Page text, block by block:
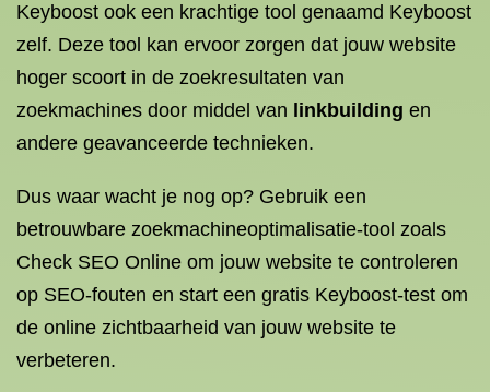
Keyboost ook een krachtige tool genaamd Keyboost
zelf. Deze tool kan ervoor zorgen dat jouw website
hoger scoort in de zoekresultaten van
zoekmachines door middel van linkbuilding en
andere geavanceerde technieken.
Dus waar wacht je nog op? Gebruik een
betrouwbare zoekmachineoptimalisatie-tool zoals
Check SEO Online om jouw website te controleren
op SEO-fouten en start een gratis Keyboost-test om
de online zichtbaarheid van jouw website te
verbeteren.